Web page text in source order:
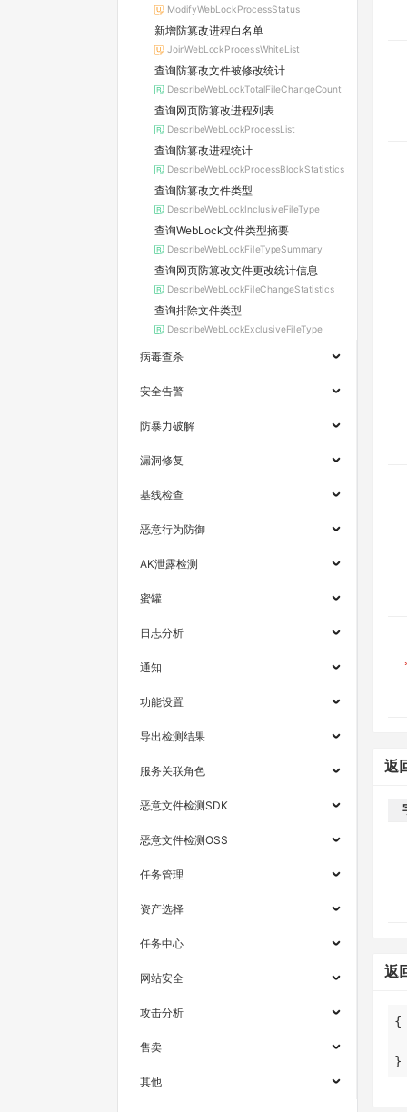
ModifyWebLockProcessStatus
新增防篡改进程白名单
JoinWebLockProcessWhiteList
查询防篡改文件被修改统计
DescribeWebLockTotalFileChangeCount
查询网页防篡改进程列表
DescribeWebLockProcessList
查询防篡改进程统计
DescribeWebLockProcessBlockStatistics
查询防篡改文件类型
DescribeWebLockInclusiveFileType
查询WebLock文件类型摘要
DescribeWebLockFileTypeSummary
查询网页防篡改文件更改统计信息
DescribeWebLockFileChangeStatistics
查询排除文件类型
DescribeWebLockExclusiveFileType
病毒查杀
安全告警
防暴力破解
漏洞修复
基线检查
恶意行为防御
AK泄露检测
蜜罐
日志分析
通知
功能设置
导出检测结果
服务关联角色
恶意文件检测SDK
恶意文件检测OSS
任务管理
资产选择
任务中心
网站安全
攻击分析
售卖
其他
返
返
}